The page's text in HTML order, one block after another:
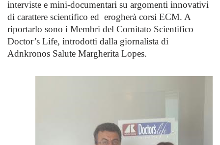
interviste e mini-documentari su argomenti innovativi
di carattere scientifico ed erogherà corsi ECM. A
riportarlo sono i Membri del Comitato Scientifico
Doctor’s Life, introdotti dalla giornalista di
Adnkronos Salute Margherita Lopes.